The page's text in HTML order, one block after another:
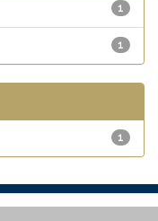
1
1
1